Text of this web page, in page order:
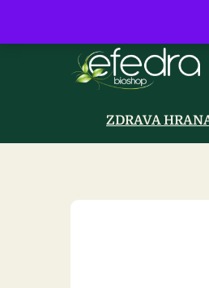
Bulevar
ZDRAVA